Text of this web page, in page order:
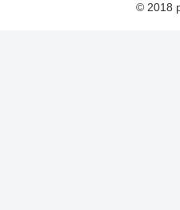
© 2018